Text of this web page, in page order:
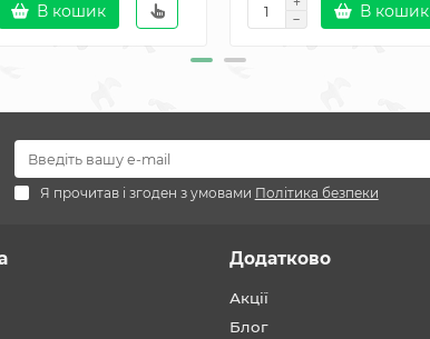
В кошик В кошик
Я прочитав і згоден з умовами Політика безпеки
Додатково
Акції
Блог